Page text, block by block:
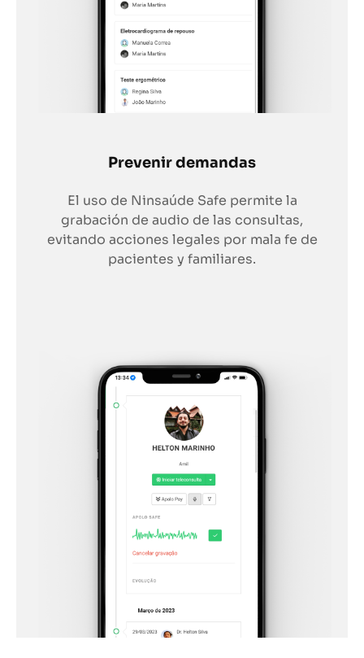
Prevenir demandas
El uso de Ninsaúde Safe permite la
grabación de audio de las consultas,
evitando acciones legales por mala fe de
pacientes y familiares.